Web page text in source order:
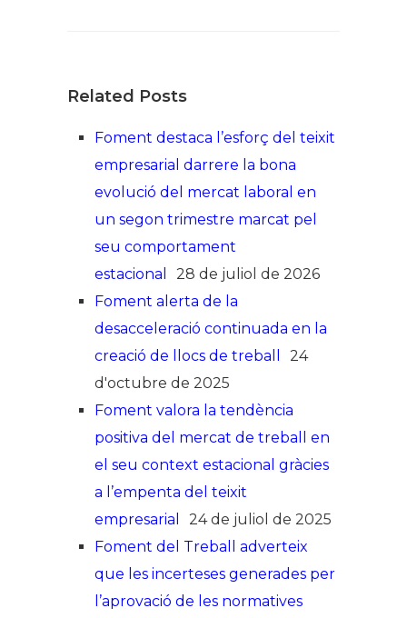
Related Posts
Foment destaca l’esforç del teixit
empresarial darrere la bona
evolució del mercat laboral en
un segon trimestre marcat pel
seu comportament
estacional
28 de juliol de 2026
Foment alerta de la
desacceleració continuada en la
creació de llocs de treball
24
d'octubre de 2025
Foment valora la tendència
positiva del mercat de treball en
el seu context estacional gràcies
a l’empenta del teixit
empresarial
24 de juliol de 2025
Foment del Treball adverteix
que les incerteses generades per
l’aprovació de les normatives